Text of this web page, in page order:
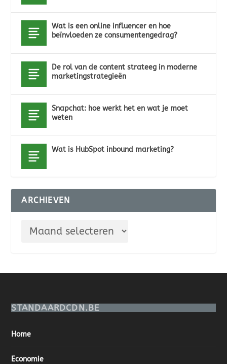
Wat is een online influencer en hoe
beïnvloeden ze consumentengedrag?
De rol van de content strateeg in moderne
marketingstrategieën
Snapchat: hoe werkt het en wat je moet
weten
Wat is HubSpot inbound marketing?
ARCHIEVEN
STANDAARDCDN.BE
Home
Economie